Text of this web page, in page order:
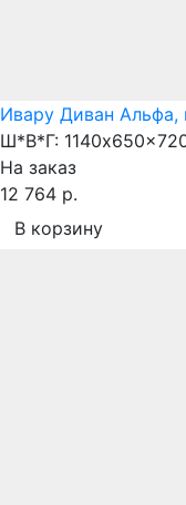
Ивару Диван Альфа,
Ш*В*Г:
На заказ
12 764 р.
В корзину